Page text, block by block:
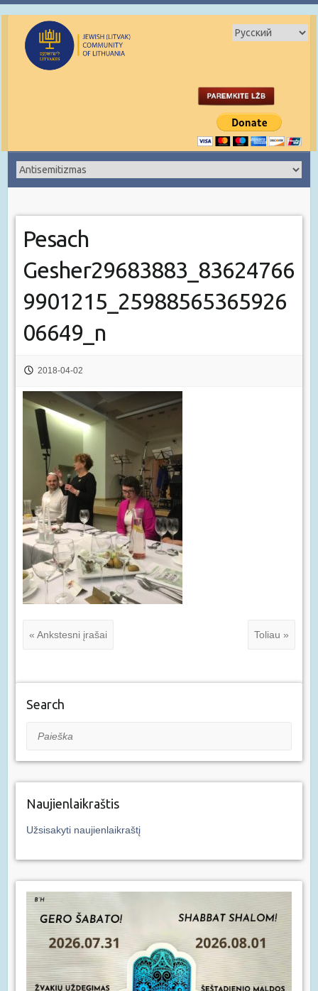
Pesach
Gesher29683883_83624766
9901215_25988565365926
06649_n
2018-04-02
« Ankstesni įrašai Toliau »
Search
Paieška
Naujienlaikraštis
Užsisakyti naujienlaikraštį